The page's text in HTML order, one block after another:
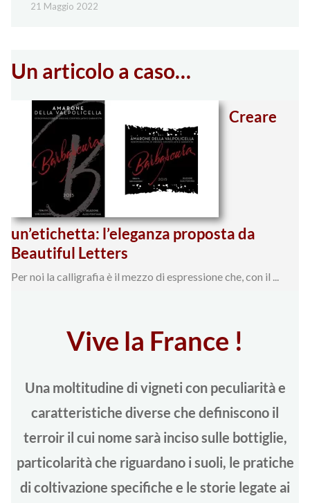
21 Maggio 2022
Un articolo a caso…
Creare
un’etichetta: l’eleganza proposta da
Beautiful Letters
Per noi la calligrafia è il mezzo di espressione che, con il ...
Vive la France !
Una moltitudine di vigneti con peculiarità e
caratteristiche diverse che definiscono il
terroir il cui nome sarà inciso sulle bottiglie,
particolarità che riguardano i suoli, le pratiche
di coltivazione specifiche e le storie legate ai